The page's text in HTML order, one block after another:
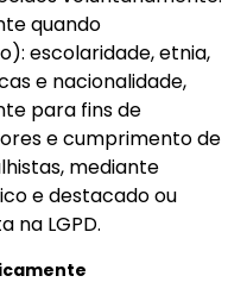
quando
escolaridade, etnia,
e nacionalidade,
para fins de
e cumprimento de
mediante
e destacado ou
na LGPD.